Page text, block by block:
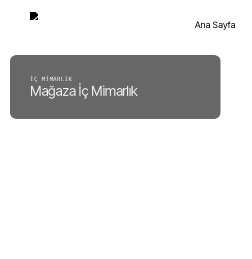
Ana Sayfa
İÇ MIMARLIK
Mağaza İç Mimarlık